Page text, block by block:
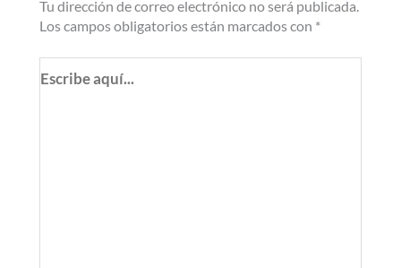
Tu dirección de correo electrónico no será publicada.
Los campos obligatorios están marcados con *
aquí...